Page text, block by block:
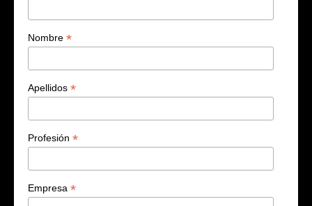
Nombre *
Apellidos *
Profesión *
Empresa *